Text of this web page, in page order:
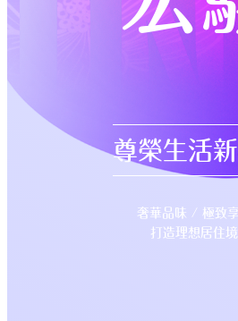
尊榮生活
奢華品味 / 極致
打造理想居住